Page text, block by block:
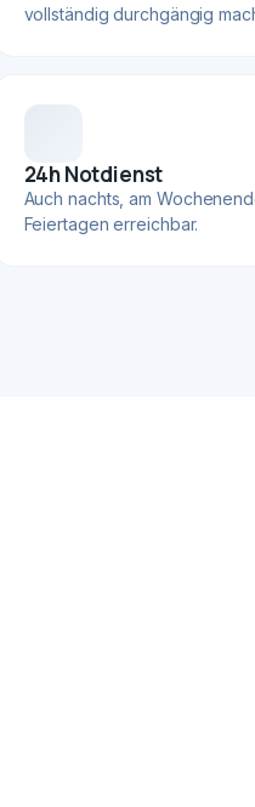
vollständig durchgängig
24h Notdienst
Auch nachts, am
Feiertagen erreichbar.